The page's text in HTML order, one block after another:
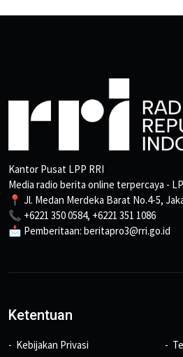
Kantor Pusat LPP RRI
Media radio berita online terpercaya -
📍 Jl. Medan Merdeka Barat No.4-5,
📞 +6221 350 0584, +6221 351 1086
📩 Pemberitaan: beritapro3@rri.go.id
Ketentuan
Kebijakan Privasi